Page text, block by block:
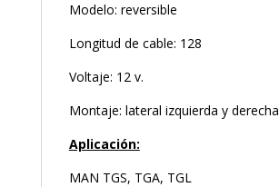
Modelo: reversible
Longitud de cable: 128
Voltaje: 12 v.
Montaje: lateral izquierda y derecha
Aplicación:
MAN TGS, TGA, TGL